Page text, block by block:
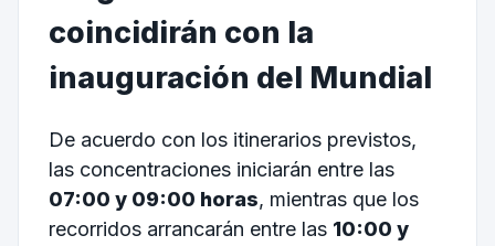
coincidirán con la
inauguración del Mundial
De acuerdo con los itinerarios previstos,
las concentraciones iniciarán entre las
07:00 y 09:00 horas, mientras que los
recorridos arrancarán entre las 10:00 y